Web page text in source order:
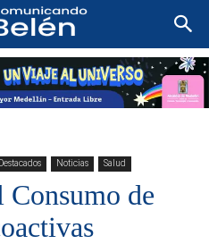
Destacados Noticias Salud
Consumo de